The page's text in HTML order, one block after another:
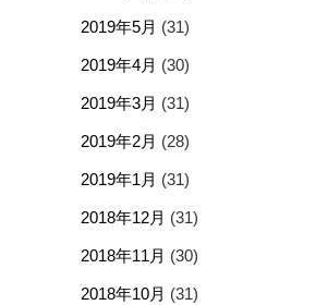
2019年5月 (31)
2019年4月 (30)
2019年3月 (31)
2019年2月 (28)
2019年1月 (31)
2018年12月 (31)
2018年11月 (30)
2018年10月 (31)